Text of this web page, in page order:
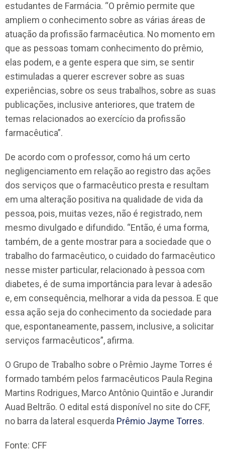
estudantes de Farmácia. “O prêmio permite que
ampliem o conhecimento sobre as várias áreas de
atuação da profissão farmacêutica. No momento em
que as pessoas tomam conhecimento do prêmio,
elas podem, e a gente espera que sim, se sentir
estimuladas a querer escrever sobre as suas
experiências, sobre os seus trabalhos, sobre as suas
publicações, inclusive anteriores, que tratem de
temas relacionados ao exercício da profissão
farmacêutica”.
De acordo com o professor, como há um certo
negligenciamento em relação ao registro das ações
dos serviços que o farmacêutico presta e resultam
em uma alteração positiva na qualidade de vida da
pessoa, pois, muitas vezes, não é registrado, nem
mesmo divulgado e difundido. “Então, é uma forma,
também, de a gente mostrar para a sociedade que o
trabalho do farmacêutico, o cuidado do farmacêutico
nesse mister particular, relacionado à pessoa com
diabetes, é de suma importância para levar à adesão
e, em consequência, melhorar a vida da pessoa. E que
essa ação seja do conhecimento da sociedade para
que, espontaneamente, passem, inclusive, a solicitar
serviços farmacêuticos”, afirma.
O Grupo de Trabalho sobre o Prêmio Jayme Torres é
formado também pelos farmacêuticos Paula Regina
Martins Rodrigues, Marco Antônio Quintão e Jurandir
Auad Beltrão. O edital está disponível no site do CFF,
no barra da lateral esquerda Prêmio Jayme Torres.
Fonte: CFF